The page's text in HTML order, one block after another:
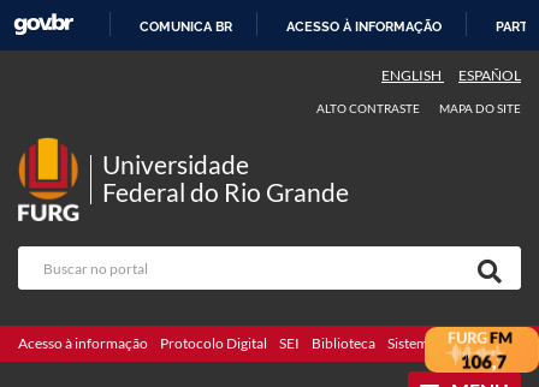
COMUNICA BR ACESSO À INFORMAÇÃO
ENGLISH ESPAÑOL
ALTO CONTRASTE MAPA DO SITE
Universidade
Federal do Rio Grande
Acesso à informação Protocolo Digital SEI Biblioteca Sistemas Webmail